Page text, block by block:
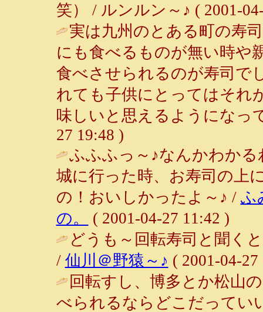
笑） / ルンルン～♪ ( 2001-
実は九州のとある町の寿
にも食べるものが無い時や
食べさせられるのが寿司で
れても子供にとってはそれ
味しいと思えるようになっ
27 19:48 )
ふふふっ～♪なんかわか
城に行った時、お寿司の上
の！おいしかったよ～♪ / ふ
の。
( 2001-04-27 11:42 )
どうも～回転寿司と聞く
/ 仙川＠野猿～♪ ( 2001-04-27
回転すし、博多とか松山
べられるならどこだってい